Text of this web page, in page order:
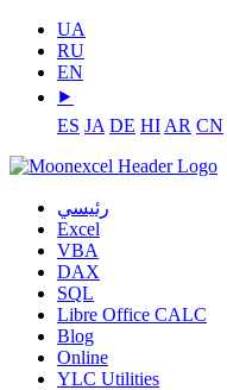
UA
RU
EN
⯈
ES JA DE HI AR CN
رئيسي
Excel
VBA
DAX
SQL
Libre Office CALC
Blog
Online
YLC Utilities